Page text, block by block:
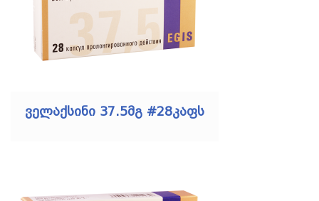
ველაქსინი 37.5მგ #28კაფს